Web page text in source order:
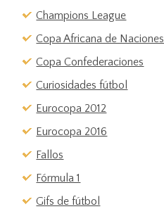
Champions League
Copa Africana de Naciones
Copa Confederaciones
Curiosidades fútbol
Eurocopa 2012
Eurocopa 2016
Fallos
Fórmula 1
Gifs de fútbol